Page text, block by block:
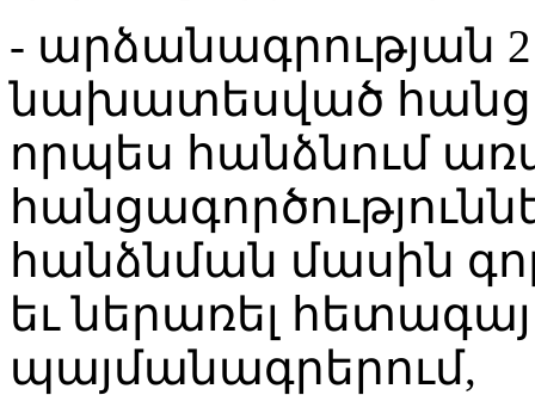
- արձանագրության
նախատեսված
որպես հանձնում
հանձնման մասին
եւ ներառել
պայմանագրերում,